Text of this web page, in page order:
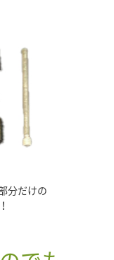
分だけの